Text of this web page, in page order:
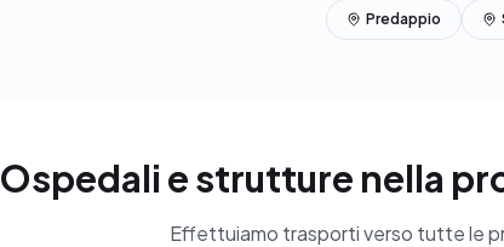
Predappio
Ospedali e strutture nella
Effettuiamo trasporti verso tutte le